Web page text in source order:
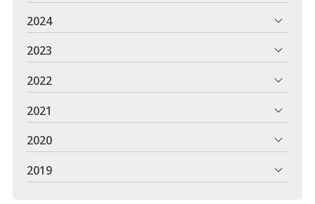
2024
2023
2022
2021
2020
2019